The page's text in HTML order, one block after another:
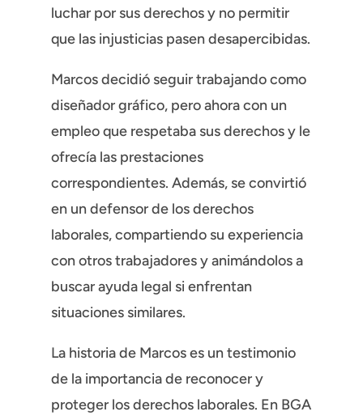
luchar por sus derechos y no permitir
que las injusticias pasen desapercibidas.
Marcos decidió seguir trabajando como
diseñador gráfico, pero ahora con un
empleo que respetaba sus derechos y le
ofrecía las prestaciones
correspondientes. Además, se convirtió
en un defensor de los derechos
laborales, compartiendo su experiencia
con otros trabajadores y animándolos a
buscar ayuda legal si enfrentan
situaciones similares.
La historia de Marcos es un testimonio
de la importancia de reconocer y
proteger los derechos laborales. En BGA